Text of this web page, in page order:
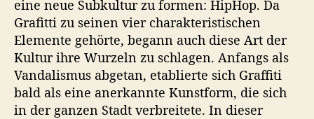
eine neue Subkultur zu formen: HipHop. Da
Grafitti zu seinen vier charakteristischen
Elemente gehörte, begann auch diese Art der
Kultur ihre Wurzeln zu schlagen. Anfangs als
Vandalismus abgetan, etablierte sich Graffiti
bald als eine anerkannte Kunstform, die sich
in der ganzen Stadt verbreitete. In dieser